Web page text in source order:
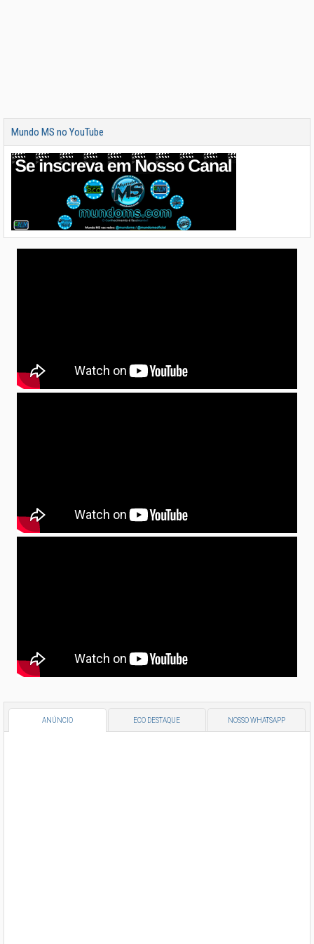
Mundo MS no YouTube
ANÚNCIO ECO DESTAQUE NOSSO WHATSAPP